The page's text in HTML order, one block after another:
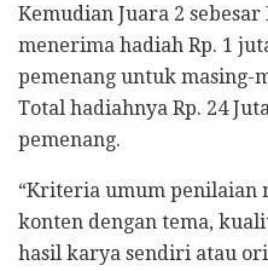
Kemudian Juara 2
menerima hadiah Rp. 1
pemenang untuk masing-
Total hadiahnya Rp. 24
pemenang.
“Kriteria umum penilaian
konten dengan tema,
hasil karya sendiri atau